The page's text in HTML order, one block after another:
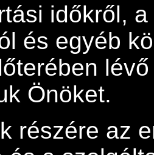
időkről,
és egyéb
Önöket.
részére az